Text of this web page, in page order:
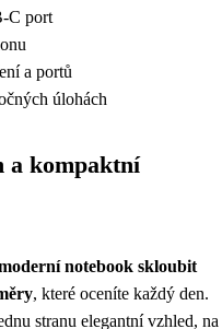
C port
a portů
úlohách
a kompaktní
notebook skloubit
, které oceníte každý den.
stranu elegantní vzhled, na